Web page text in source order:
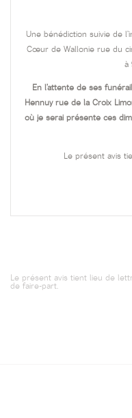
Une bénédiction suivie de
Cœur de Wallonie rue du
à
En l’attente de ses
Hennuy rue de la Croix
où je serai présente ces
Le présent avis
Le présent avis tient lieu de
de faire-part.